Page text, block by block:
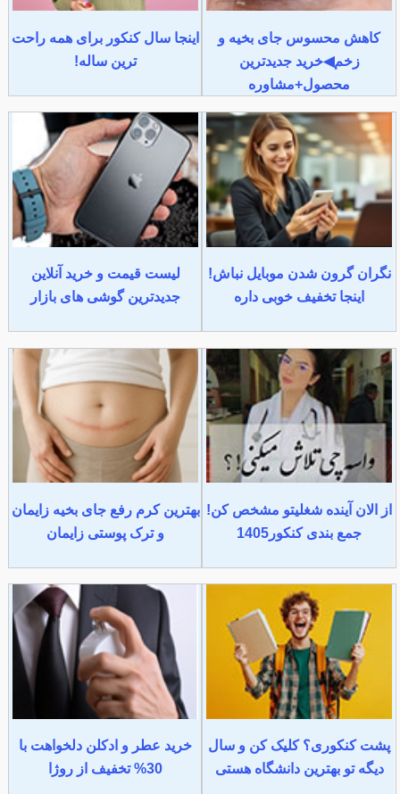
کاهش محسوس جای بخیه و
زخم◀خرید جدیدترین
محصول+مشاوره
اینجا سال کنکور برای همه راحت
ترین ساله!
نگران گرون شدن موبایل نباش!
اینجا تخفیف خوبی داره
لیست قیمت و خرید آنلاین
جدیدترین گوشی های بازار
از الان آینده شغلیتو مشخص کن!
جمع بندی کنکور1405
بهترین کرم رفع جای بخیه زایمان
و ترک پوستی زایمان
پشت کنکوری؟ کلیک کن و سال
دیگه تو بهترین دانشگاه هستی
خرید عطر و ادکلن دلخواهت با
30% تخفیف از روژا